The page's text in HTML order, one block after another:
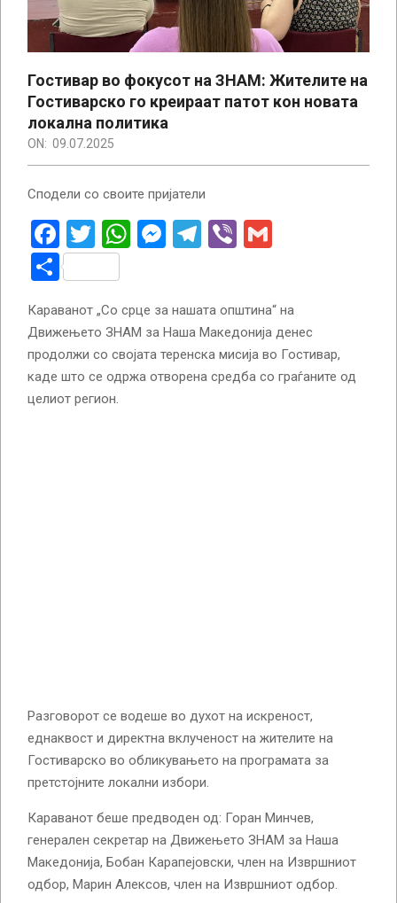
Гостивар во фокусот на ЗНАМ: Жителите на
Гостиварско го креираат патот кон новата
локална политика
ON: 09.07.2025
Сподели со своите пријатели
Facebook
Twitter
WhatsApp
Messenger
Telegram
Viber
Share
Караванот „Со срце за нашата општина“ на
Движењето ЗНАМ за Наша Македонија денес
продолжи со својата теренска мисија во Гостивар,
каде што се одржа отворена средба со граѓаните од
целиот регион.
Разговорот се водеше во духот на искреност,
еднаквост и директна вклученост на жителите на
Гостиварско во обликувањето на програмата за
претстојните локални избори.
Караванот беше предводен од: Горан Минчев,
генерален секретар на Движењето ЗНАМ за Наша
Македонија, Бобан Карапејовски, член на Извршниот
одбор, Марин Алексов, член на Извршниот одбор.